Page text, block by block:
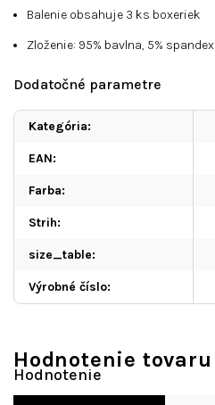
Balenie obsahuje 3 ks boxeriek
Zloženie: 95% bavlna, 5% spandex
Dodatočné parametre
Kategória:
EAN:
Farba:
Strih:
size_table:
Výrobné číslo:
Hodnotenie tovaru